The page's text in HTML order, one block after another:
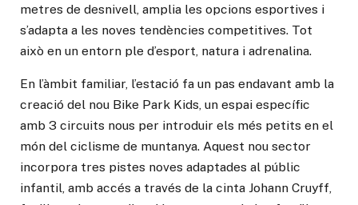
metres de desnivell, amplia les opcions esportives i
s’adapta a les noves tendències competitives. Tot
això en un entorn ple d’esport, natura i adrenalina.
En l’àmbit familiar, l’estació fa un pas endavant amb la
creació del nou Bike Park Kids, un espai específic
amb 3 circuits nous per introduir els més petits en el
món del ciclisme de muntanya. Aquest nou sector
incorpora tres pistes noves adaptades al públic
infantil, amb accés a través de la cinta Johann Cruyff,